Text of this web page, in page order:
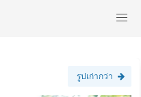
รูปเก่ากว่า